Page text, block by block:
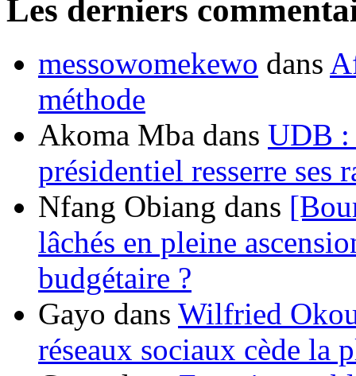
Les derniers
messowomekewo dans
méthode
Akoma Mba dans UDB :
présidentiel resserre ses
Nfang Obiang dans
lâchés en pleine
budgétaire ?
Gayo dans Wilfried
réseaux sociaux cède la